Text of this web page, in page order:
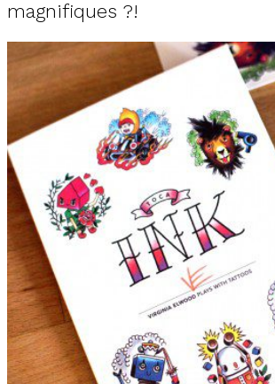
magnifiques ?!